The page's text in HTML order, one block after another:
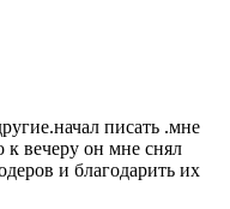
писать .мне
к вечеру он мне снял
и благодарить их